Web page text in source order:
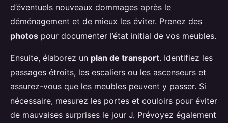
d’éventuels nouveaux dommages après le
déménagement et de mieux les éviter. Prenez des
photos pour documenter l’état initial de vos meubles.
Ensuite, élaborez un plan de transport. Identifiez les
passages étroits, les escaliers ou les ascenseurs et
assurez-vous que les meubles peuvent y passer. Si
nécessaire, mesurez les portes et couloirs pour éviter
de mauvaises surprises le jour J. Prévoyez également